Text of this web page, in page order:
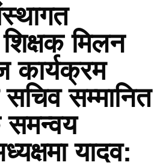
शिक्षक मिलन
कार्यक्रम
सचिव सम्मानित
समन्वय
यादव: